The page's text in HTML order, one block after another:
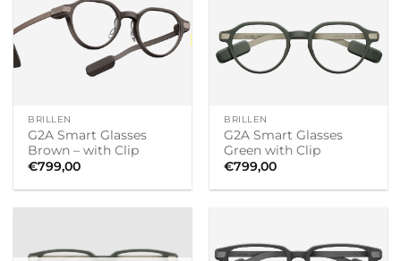
BRILLEN
G2A Smart Glasses
Brown – with Clip
€799,00
BRILLEN
G2A Smart Glasses
Green with Clip
€799,00